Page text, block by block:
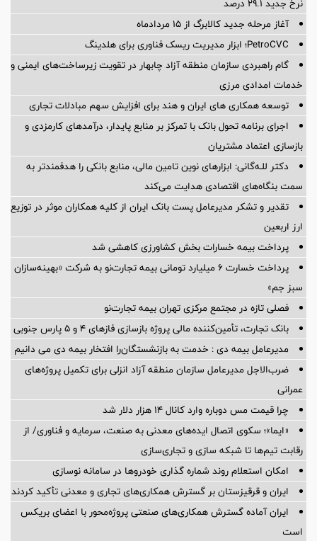
نرخ جدید ۲۹.۱ درصد
آغاز مرحله جدید کالابرگ از ۱۵ مردادماه
PetroCVC؛ ابزار مدیریت ریسک فناوری برای هلدینگ
گام راهبردی سازمان منطقه آزاد چابهار در تقویت زیرساخت‌های ایمنی و
خدمات امدادی مرزی
توسعه همکاری های ایران و هند برای افزایش سهم مبادلات تجاری
اجرای برنامه تحول بانک با تمرکز بر منابع پایدار، درآمدهای کارمزدی و
بازسازی اعتماد مشتریان
دکتر للـه‌گانی: ابزارهای نوین تامین مالی، منابع بانکی را هدفمندتر به
سمت بنگاه‌های اقتصادی هدایت می‌کند
تقدیر و تشکر مدیرعامل پست بانک ایران از کلیه همکاران موثر در توزیع
ارز اربعین
پرداخت بیمه خسارات بخش کشاورزی کاهشی شد
پرداخت خسارت ۶ میلیارد تومانی بیمه تجارت‌نو به شرکت «بهینه‌سازان
سبز جم»
فصلی تازه در مجتمع مرکزی تهران بیمه تجارت‌نو
بانک تجارت، تأمین‌کننده مالی پروژه بازسازی فازهای ۴ و ۵ پارس جنوبی
مدیرعامل بیمه دی : خدمت به بازنشستگان‌را افتخار بیمه دی می دانیم
ضرب‌الاجل مدیرعامل سازمان منطقه آزاد انزلی برای تكمیل پروژه‌های
عمرانی
چرا قیمت مس دوباره وارد کانال ۱۴ هزار دلار شد
«ایما»؛ سکوی اتصال ایده‌های معدنی به صنعت، سرمایه و فناوری/ از
رقابت تیم‌ها تا شبکه سازی و تجاری‌سازی
امکان استعلام روند شماره گذاری خودروها در سامانه نوسازی
ایران و قرقیزستان بر گسترش همکاری‌های تجاری و معدنی تأکید کردند
ایران آماده گسترش همکاری‌های صنعتی پروژه‌محور با اعضای بریکس
است